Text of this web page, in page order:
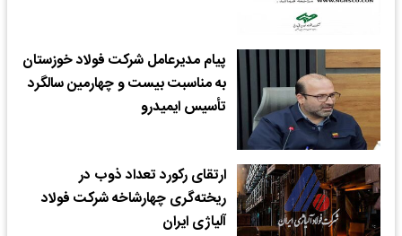
پیام مدیرعامل شرکت فولاد خوزستان
به مناسبت بیست و چهارمین سالگرد
تأسیس ایمیدرو
ارتقای رکورد تعداد ذوب در
ریخته‌گری چهارشاخه شرکت فولاد
آلیاژی ایران